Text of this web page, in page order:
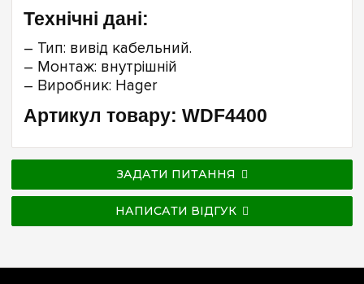
Технічні дані:
– Тип: вивід кабельний.
– Монтаж: внутрішній
– Виробник: Hager
Артикул товару: WDF4400
ЗАДАТИ ПИТАННЯ
НАПИСАТИ ВІДГУК